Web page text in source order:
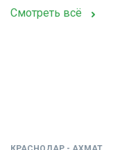
Смотреть всё